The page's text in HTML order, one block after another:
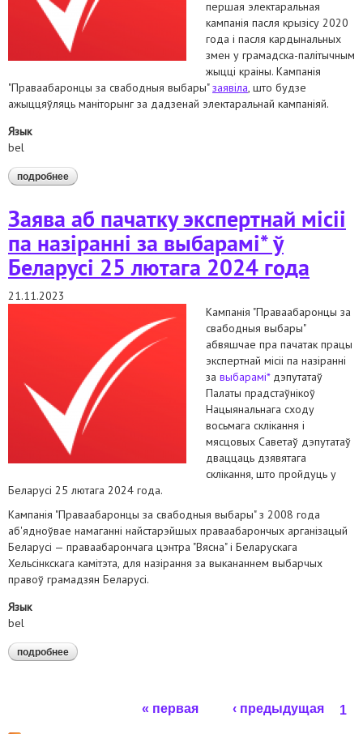
першая электаральная
кампанія пасля крызісу 2020
года і пасля кардынальных
змен у грамадска-палітычным
жыцці краіны. Кампанія
"Праваабаронцы за свабодныя выбары"заявіла, што будзе
ажыццяўляць маніторынг за дадзенай электаральнай кампаніяй.
Язык
bel
подробнее о "у нас будзе экспертная місія". праваабаронцы
растлумачылі, як будуць ладзіць кампанію па маніторынгу
Заява аб пачатку экспертнай місіі
па назіранні за выбарамі* ў
Беларусі 25 лютага 2024 года
21.11.2023
Кампанія "Праваабаронцы за
свабодныя выбары"
абвяшчае пра пачатак працы
экспертнай місіі па назіранні
за выбарамі*дэпутатаў
Палаты прадстаўнікоў
Нацыянальнага сходу
восьмага склікання і
мясцовых Саветаў дэпутатаў
дваццаць дзявятага
склікання, што пройдуць у
Беларусі 25 лютага 2024 года.
Кампанія "Праваабаронцы за свабодныя выбары" з 2008 года
аб'ядноўвае намаганні найстарэйшых праваабарончых арганізацый
Беларусі — праваабарончага цэнтра "Вясна" і Беларускага
Хельсінкскага камітэта, для назірання за выкананнем выбарчых
правоў грамадзян Беларусі.
Язык
bel
подробнее о заява аб пачатку экспертнай місіі па назіранні за
выбарамі* ў беларусі 25 лютага 2024 года
« первая ‹ предыдущая 1